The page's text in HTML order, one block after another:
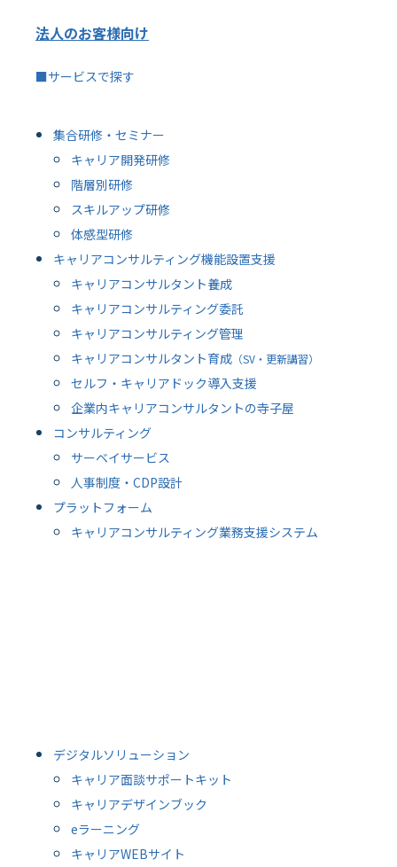
法人のお客様向け
■サービスで探す
集合研修・セミナー
キャリア開発研修
階層別研修
スキルアップ研修
体感型研修
キャリアコンサルティング機能設置支援
キャリアコンサルタント養成
キャリアコンサルティング委託
キャリアコンサルティング管理
キャリアコンサルタント育成 （SV・更新講習）
セルフ・キャリアドック導入支援
企業内キャリアコンサルタントの寺子屋
コンサルティング
サーベイサービス
人事制度・CDP設計
プラットフォーム
キャリアコンサルティング業務支援システム
デジタルソリューション
キャリア面談サポートキット
キャリアデザインブック
eラーニング
キャリアWEBサイト